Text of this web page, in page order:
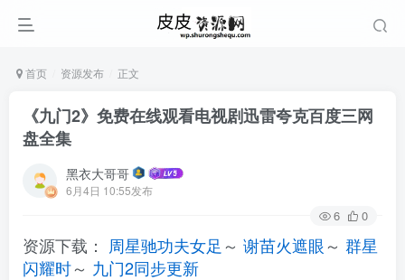
首页 资源发布 正文
《九门2》免费在线观看电视剧迅雷夸克百度三网
盘全集
黑衣大哥哥
6月4日 10:55发布
6 0
资源下载： 周星驰功夫女足 ～ 谢苗火遮眼～ 群星
闪耀时～ 九门2同步更新